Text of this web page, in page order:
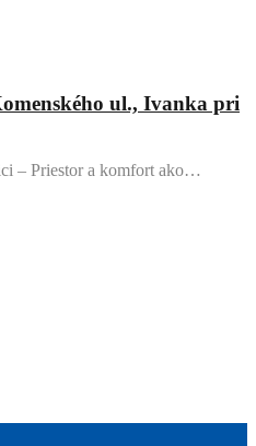
ul., Ivanka pri
– Priestor a komfort ako…